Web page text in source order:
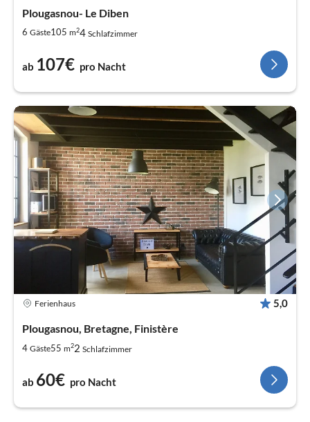
Plougasnou- Le Diben
6 Gäste105 m24 Schlafzimmer
ab 107€ pro Nacht
Ferienhaus 5,0
Plougasnou, Bretagne, Finistère
4 Gäste55 m22 Schlafzimmer
ab 60€ pro Nacht